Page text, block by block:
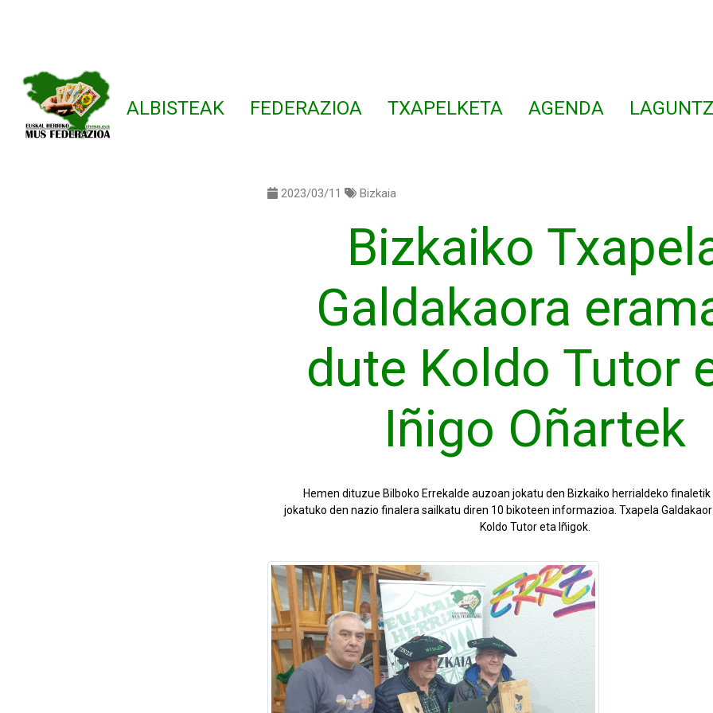
ALBISTEAK FEDERAZIOA TXAPELKETA AGENDA
2023/03/11 Bizkaia
Bizkaiko
Galdakaora
dute Koldo Tutor
Iñigo Oñartek
Hemen dituzue Bilboko Errekalde auzoan jokatu den Bizkaiko herrialdeko
jokatuko den nazio finalera sailkatu diren 10 bikoteen informazioa. Txapela
Koldo Tutor eta Iñigok.